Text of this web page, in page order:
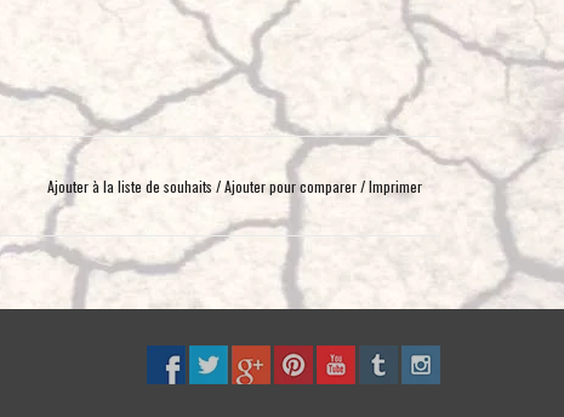
Ajouter à la liste de souhaits /Ajouter pour comparer/Imprimer